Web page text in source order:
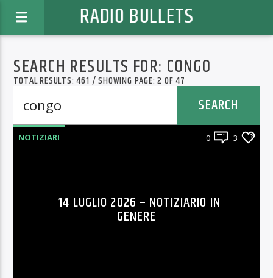
RADIO BULLETS
SEARCH RESULTS FOR: CONGO
TOTAL RESULTS: 461 / SHOWING PAGE: 2 OF 47
NOTIZIARI 0 3
14 LUGLIO 2026 – NOTIZIARIO IN
GENERE